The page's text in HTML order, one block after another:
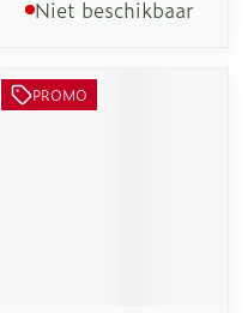
Niet beschikbaar
PROMO